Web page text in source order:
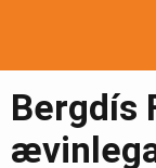
Greinasafn
Bergdís